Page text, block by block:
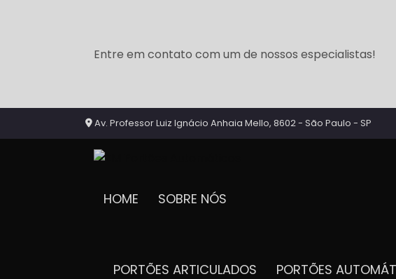
Entre em contato com um de nossos especialistas!
Av. Professor Luiz Ignácio Anhaia Mello, 8602 - São Paulo - SP
HOME SOBRE NÓS
PORTÕES ARTICULADOS
PORTÕES